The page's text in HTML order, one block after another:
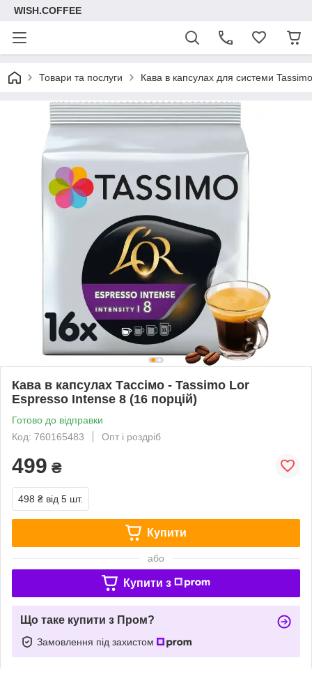
WISH.COFFEE
Товари та послуги Кава в капсулах для системи Tassimo
Кава в капсулах Тассімо - Tassimo Lor
Espresso Intense 8 (16 порцій)
Готово до відправки
Код: 760165483
Опт і роздріб
499 ₴
498 ₴ від 5 шт.
Купити
або
Купити з
Що таке купити з Пром?
Замовлення під захистом